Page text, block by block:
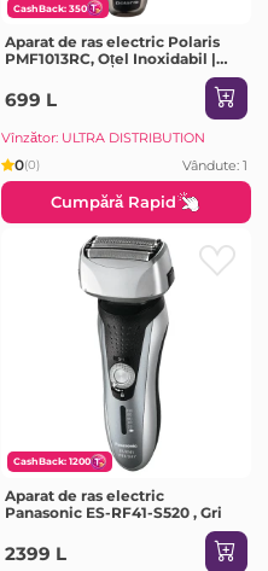
CashBack: 350
Aparat de ras electric Polaris
PMF1013RC, Oțel Inoxidabil |
699 L
Vînzător: ULTRA DISTRIBUTION
0(0) Vândute: 1
Cumpără Rapid
CashBack: 1200
Aparat de ras electric
Panasonic ES-RF41-S520 , Gri
2399 L